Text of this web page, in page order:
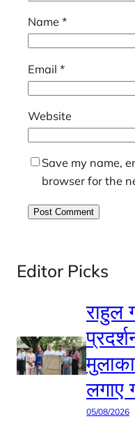
Name *
Email *
Website
Save my name,
browser for the
Editor Picks
राहुल
लगाए
05/08/2026